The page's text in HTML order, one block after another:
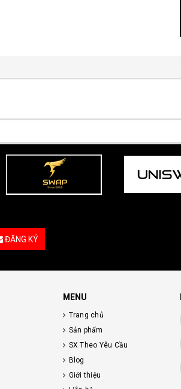
ĐĂNG KÝ
MENU
Trang chủ
Sản phẩm
SX Theo Yêu Cầu
Blog
Giới thiệu